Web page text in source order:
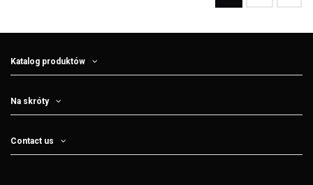
Katalog produktów
Na skróty
Contact us